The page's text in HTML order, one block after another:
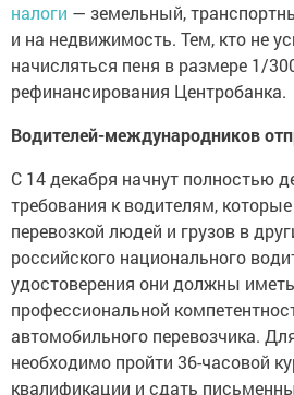
налоги — земельный,
и на недвижимость. Тем, кто не
начисляться пеня в размере 1/
рефинансирования Центробанка.
Водителей-международников
С 14 декабря начнут полностью
требования к водителям,
перевозкой людей и грузов в
российского национального
удостоверения они должны
профессиональной
автомобильного перевозчика.
необходимо пройти 36-часовой
квалификации и сдать